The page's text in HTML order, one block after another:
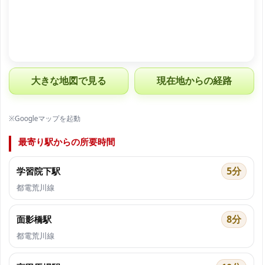
大きな地図で見る 現在地からの経路
※Googleマップを起動
最寄り駅からの所要時間
学習院下駅 5分
都電荒川線
面影橋駅 8分
都電荒川線